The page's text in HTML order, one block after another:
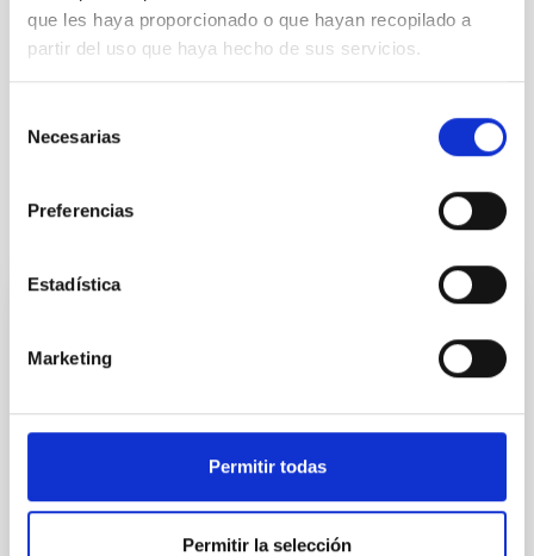
que les haya proporcionado o que hayan recopilado a
partir del uso que haya hecho de sus servicios.
Necesarias
Preferencias
Estadística
Marketing
Permitir todas
Permitir la selección
Solar astronomy
The IAC promotes training in quantum
the CELESTE project
The course, taught by Hannah Thiel, a researcher at
Institute staff together around the foundations,
applications and technological challenges of